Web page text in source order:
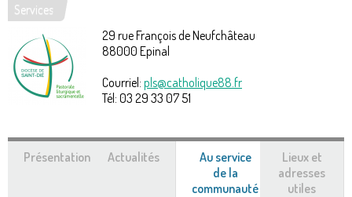
Vous
êtes
ici
Services
29 rue François de Neufchâteau
88000 Epinal
Courriel: pls@catholique88.fr
Tél: 03 29 33 07 51
Présentation Actualités
Au service
de la
communauté (onglet
Lieux et
adresses
utiles